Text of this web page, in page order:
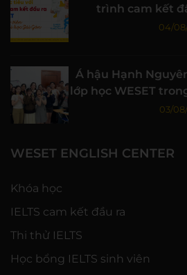
trình cam kết
04/
Á hậu Hạnh
lớp học WESET
03/
WESET ENGLISH CENTER
Khóa học
IELTS cam kết đầu ra
Thi thử IELTS
Học bổng IELTS sinh viên